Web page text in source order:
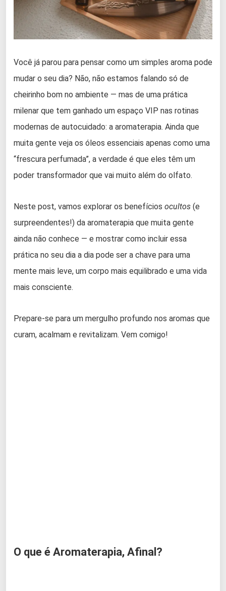
Você já parou para pensar como um simples aroma pode
mudar o seu dia? Não, não estamos falando só de
cheirinho bom no ambiente — mas de uma prática
milenar que tem ganhado um espaço VIP nas rotinas
modernas de autocuidado: a aromaterapia. Ainda que
muita gente veja os óleos essenciais apenas como uma
“frescura perfumada”, a verdade é que eles têm um
poder transformador que vai muito além do olfato.
Neste post, vamos explorar os benefícios ocultos (e
surpreendentes!) da aromaterapia que muita gente
ainda não conhece — e mostrar como incluir essa
prática no seu dia a dia pode ser a chave para uma
mente mais leve, um corpo mais equilibrado e uma vida
mais consciente.
Prepare-se para um mergulho profundo nos aromas que
curam, acalmam e revitalizam. Vem comigo!
O que é Aromaterapia, Afinal?